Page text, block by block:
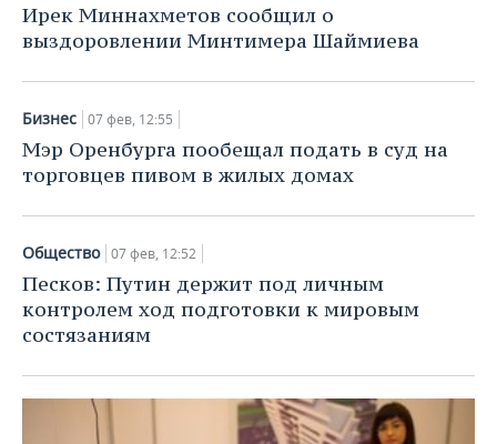
Ирек Миннахметов сообщил о
выздоровлении Минтимера Шаймиева
Бизнес 07 фев, 12:55
Мэр Оренбурга пообещал подать в суд на
торговцев пивом в жилых домах
Общество 07 фев, 12:52
Песков: Путин держит под личным
контролем ход подготовки к мировым
состязаниям